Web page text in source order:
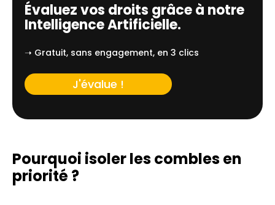
Évaluez vos droits grâce à notre
Intelligence Artificielle.
➝ Gratuit, sans engagement, en 3 clics
J'évalue !
Pourquoi isoler les combles en
priorité ?